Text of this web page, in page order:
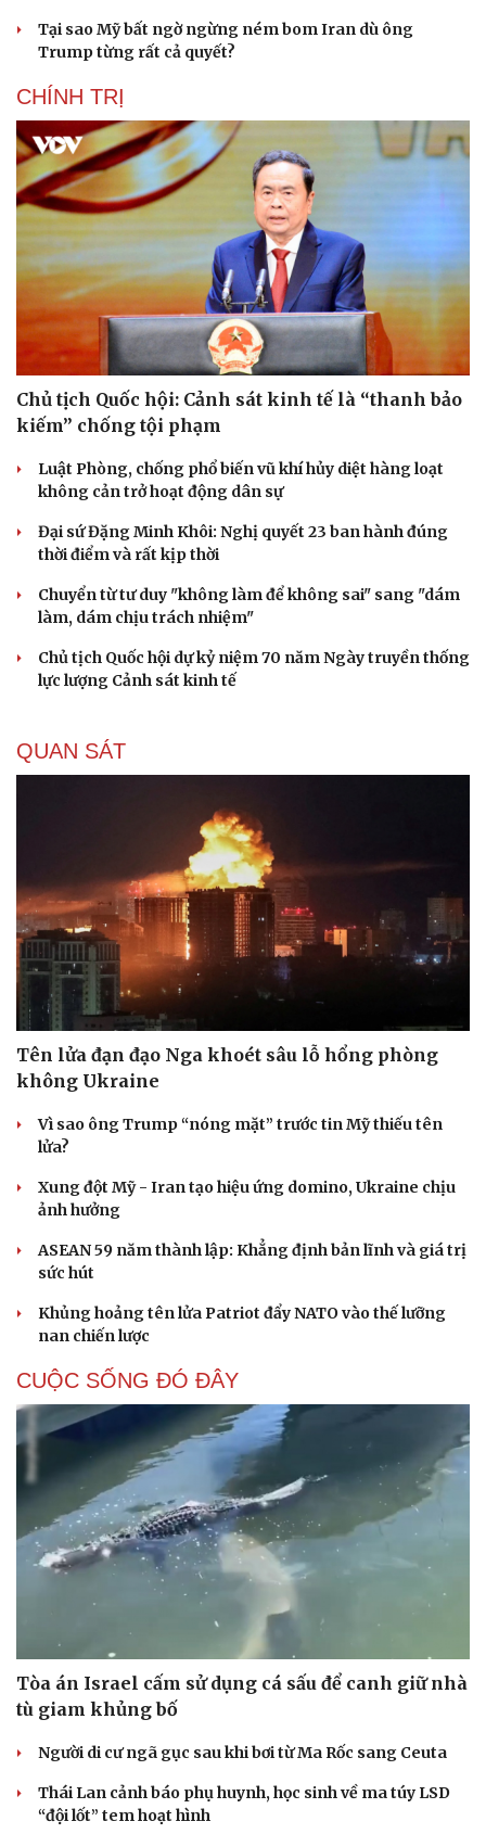
Cải chính
Tại sao Mỹ bất ngờ ngừng ném bom Iran dù ông
Trump từng rất cả quyết?
CHÍNH TRỊ
Chủ tịch Quốc hội: Cảnh sát kinh tế là “thanh bảo
kiếm” chống tội phạm
Luật Phòng, chống phổ biến vũ khí hủy diệt hàng loạt
không cản trở hoạt động dân sự
Đại sứ Đặng Minh Khôi: Nghị quyết 23 ban hành đúng
thời điểm và rất kịp thời
Chuyển từ tư duy "không làm để không sai" sang "dám
làm, dám chịu trách nhiệm"
Chủ tịch Quốc hội dự kỷ niệm 70 năm Ngày truyền thống
lực lượng Cảnh sát kinh tế
QUAN SÁT
Tên lửa đạn đạo Nga khoét sâu lỗ hổng phòng
không Ukraine
Vì sao ông Trump “nóng mặt” trước tin Mỹ thiếu tên
lửa?
Xung đột Mỹ - Iran tạo hiệu ứng domino, Ukraine chịu
ảnh hưởng
ASEAN 59 năm thành lập: Khẳng định bản lĩnh và giá trị
sức hút
Khủng hoảng tên lửa Patriot đẩy NATO vào thế lưỡng
nan chiến lược
CUỘC SỐNG ĐÓ ĐÂY
Tòa án Israel cấm sử dụng cá sấu để canh giữ nhà
tù giam khủng bố
Người di cư ngã gục sau khi bơi từ Ma Rốc sang Ceuta
Thái Lan cảnh báo phụ huynh, học sinh về ma túy LSD
“đội lốt” tem hoạt hình